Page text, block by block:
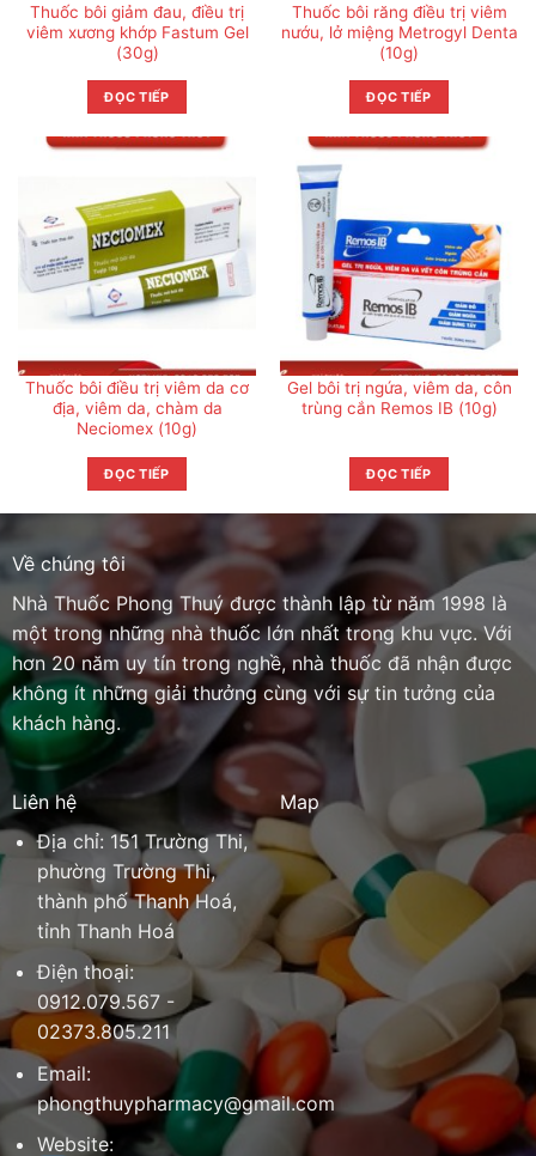
Thuốc bôi giảm đau, điều trị
viêm xương khớp Fastum Gel
(30g)
ĐỌC TIẾP
Thuốc bôi răng điều trị viêm
nướu, lở miệng Metrogyl Denta
(10g)
ĐỌC TIẾP
Thuốc bôi điều trị viêm da cơ
địa, viêm da, chàm da
Neciomex (10g)
ĐỌC TIẾP
Gel bôi trị ngứa, viêm da, côn
trùng cắn Remos IB (10g)
ĐỌC TIẾP
Về chúng tôi
Nhà Thuốc Phong Thuý được thành lập từ năm 1998 là
một trong những nhà thuốc lớn nhất trong khu vực. Với
hơn 20 năm uy tín trong nghề, nhà thuốc đã nhận được
không ít những giải thưởng cùng với sự tin tưởng của
khách hàng.
Liên hệ
Địa chỉ: 151 Trường Thi,
phường Trường Thi,
thành phố Thanh Hoá,
tỉnh Thanh Hoá
Điện thoại:
0912.079.567 -
02373.805.211
Email:
phongthuypharmacy@gmail.com
Website:
Map